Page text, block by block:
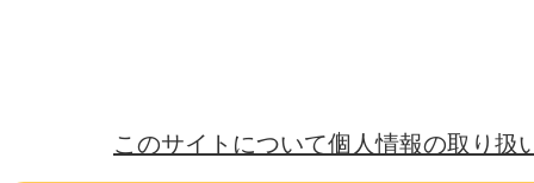
このサイトについて個人情報の取り扱